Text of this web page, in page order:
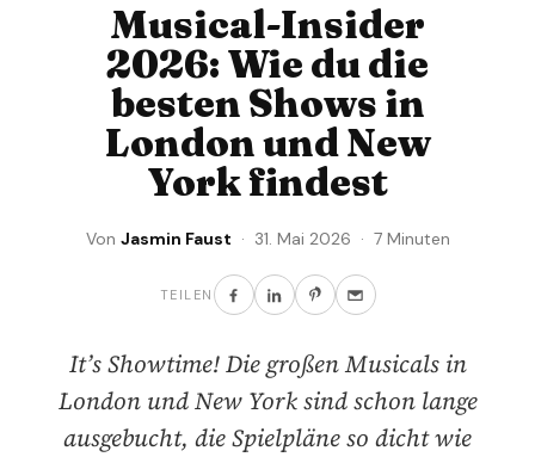
Musical-Insider
2026: Wie du die
besten Shows in
London und New
York findest
Von Jasmin Faust · 31. Mai 2026 · 7 Minuten
TEILEN
It’s Showtime! Die großen Musicals in
London und New York sind schon lange
ausgebucht, die Spielpläne so dicht wie